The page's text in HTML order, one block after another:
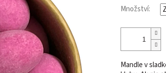
Množství:
Mandle v